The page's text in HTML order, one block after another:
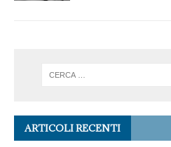
ARTICOLI RECENTI